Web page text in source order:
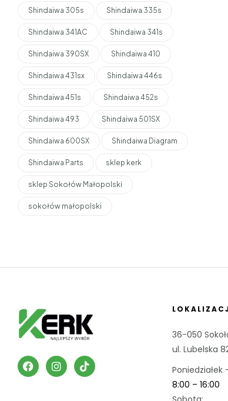
Shindaiwa 305s Shindaiwa 335s
Shindaiwa 341AC Shindaiwa 341s
Shindaiwa 390SX Shindaiwa 410
Shindaiwa 431sx Shindaiwa 446s
Shindaiwa 451s Shindaiwa 452s
Shindaiwa 493 Shindaiwa 501SX
Shindaiwa 600SX Shindaiwa Diagram
Shindaiwa Parts sklep kerk
sklep Sokołów Małopolski
sokołów małopolski
36-050
ul. Lubelska
Poniedziałek
8:00 – 16:00